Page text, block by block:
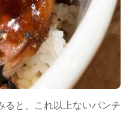
ると、これ以上ないパンチ